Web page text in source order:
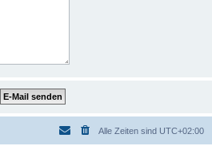
Alle Zeiten sind UTC+02:00